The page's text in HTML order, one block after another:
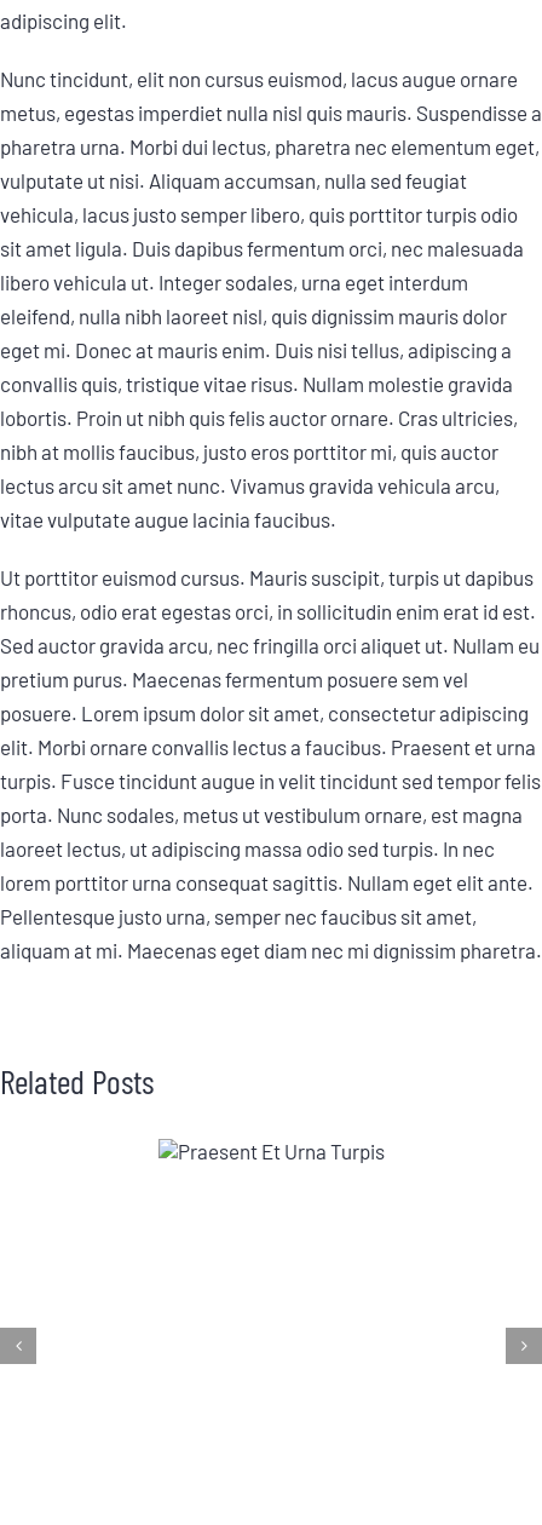
adipiscing elit.
Nunc tincidunt, elit non cursus euismod, lacus augue ornare
metus, egestas imperdiet nulla nisl quis mauris. Suspendisse a
pharetra urna. Morbi dui lectus, pharetra nec elementum eget,
vulputate ut nisi. Aliquam accumsan, nulla sed feugiat
vehicula, lacus justo semper libero, quis porttitor turpis odio
sit amet ligula. Duis dapibus fermentum orci, nec malesuada
libero vehicula ut. Integer sodales, urna eget interdum
eleifend, nulla nibh laoreet nisl, quis dignissim mauris dolor
eget mi. Donec at mauris enim. Duis nisi tellus, adipiscing a
convallis quis, tristique vitae risus. Nullam molestie gravida
lobortis. Proin ut nibh quis felis auctor ornare. Cras ultricies,
nibh at mollis faucibus, justo eros porttitor mi, quis auctor
lectus arcu sit amet nunc. Vivamus gravida vehicula arcu,
vitae vulputate augue lacinia faucibus.
Ut porttitor euismod cursus. Mauris suscipit, turpis ut dapibus
rhoncus, odio erat egestas orci, in sollicitudin enim erat id est.
Sed auctor gravida arcu, nec fringilla orci aliquet ut. Nullam eu
pretium purus. Maecenas fermentum posuere sem vel
posuere. Lorem ipsum dolor sit amet, consectetur adipiscing
elit. Morbi ornare convallis lectus a faucibus. Praesent et urna
turpis. Fusce tincidunt augue in velit tincidunt sed tempor felis
porta. Nunc sodales, metus ut vestibulum ornare, est magna
laoreet lectus, ut adipiscing massa odio sed turpis. In nec
lorem porttitor urna consequat sagittis. Nullam eget elit ante.
Pellentesque justo urna, semper nec faucibus sit amet,
aliquam at mi. Maecenas eget diam nec mi dignissim pharetra.
Related Posts